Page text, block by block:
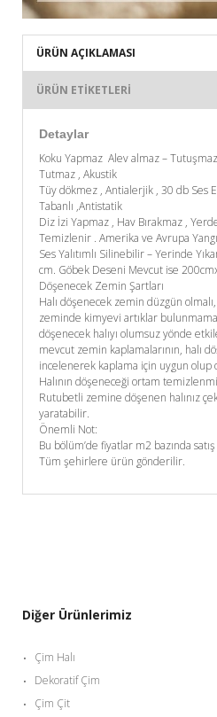
ÜRÜN AÇIKLAMASI
ÜRÜN ETIKETLERI
Detaylar
Koku Yapmaz Alev almaz –
Tutmaz , Akustik
Tüy dökmez , Antialerjik , 30 db Ses
Tabanlı ,Antistatik
Diz İzi Yapmaz , Hav Bırakmaz ,
Temizlenir . Amerika ve Avrupa
Ses Yalıtımlı Silinebilir – Yerinde
cm. Göbek Deseni Mevcut ise
Döşenecek Zemin Şartları
Halı döşenecek zemin düzgün
zeminde kimyevi artıklar
döşenecek halıyı olumsuz yönde
mevcut zemin kaplamalarının, halı
incelenerek kaplama için uygun olup
Halının döşeneceği ortam
Rutubetli zemine döşenen halınız
yaratabilir.
Önemli Not:
Bu bölüm’de fiyatlar m2 bazında
Tüm şehirlere ürün gönderilir.
Diğer Ürünlerimiz
Çim Halı
Dekoratif Çim
Çim Çit